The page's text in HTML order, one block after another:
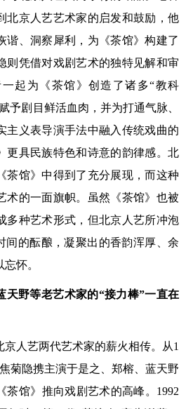
北京人艺艺术家的启发和鼓励，他
谐、洞察犀利，为《茶馆》构建了
则凭借对戏剧艺术的独特见解和审
起为《茶馆》创造了诸多“教科
予剧目鲜活血肉，并为打通气脉、
主义表导演手法中融入传统戏曲的
更具民族特色和诗意的韵律感。北
茶馆》中得到了充分展现，而这种
术的一面旗帜。虽然《茶馆》也被
多种艺术形式，但北京人艺所冲泡
间的酝酿，凝聚出的香韵浑厚、余
怀。
天野等老艺术家的“接力棒”一直在
京人艺两代艺术家的薪火相传。从1
菊隐携主演于是之、郑榕、蓝天野
茶馆》推向戏剧艺术的高峰。1992